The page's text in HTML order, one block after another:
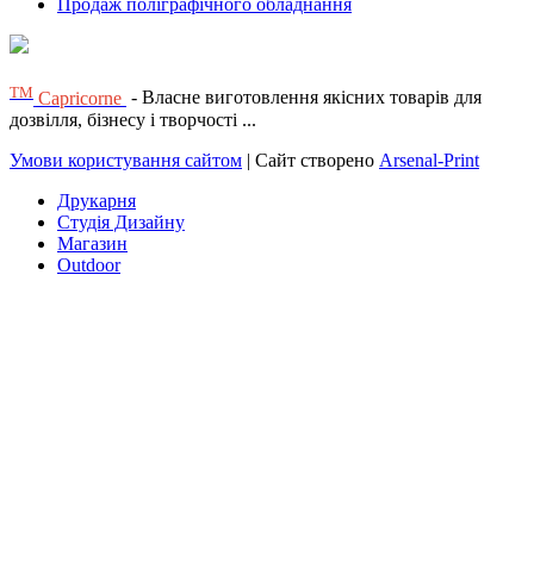
Продаж поліграфічного обладнання
ТМ Capricorne - Власне виготовлення якісних товарів для
дозвілля, бізнесу і творчості ...
Умови користування сайтом | Сайт створено Arsenal-Print
Друкарня
Студія Дизайну
Магазин
Outdoor